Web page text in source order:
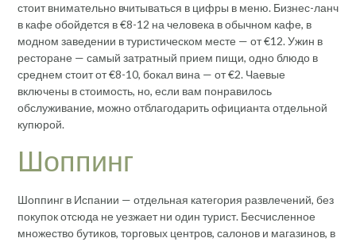
стоит внимательно вчитываться в цифры в меню. Бизнес-ланч
в кафе обойдется в €8-12 на человека в обычном кафе, в
модном заведении в туристическом месте — от €12. Ужин в
ресторане — самый затратный прием пищи, одно блюдо в
среднем стоит от €8-10, бокал вина — от €2. Чаевые
включены в стоимость, но, если вам понравилось
обслуживание, можно отблагодарить официанта отдельной
купюрой.
Шоппинг
Шоппинг в Испании — отдельная категория развлечений, без
покупок отсюда не уезжает ни один турист. Бесчисленное
множество бутиков, торговых центров, салонов и магазинов, в